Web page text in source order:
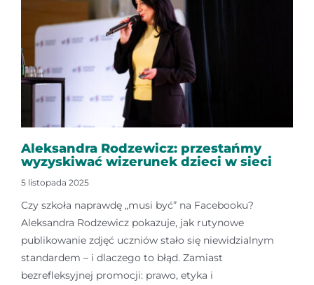
Aleksandra Rodzewicz: przestańmy
wyzyskiwać wizerunek dzieci w sieci
5 listopada 2025
Czy szkoła naprawdę „musi być” na Facebooku?
Aleksandra Rodzewicz pokazuje, jak rutynowe
publikowanie zdjęć uczniów stało się niewidzialnym
standardem – i dlaczego to błąd. Zamiast
bezrefleksyjnej promocji: prawo, etyka i